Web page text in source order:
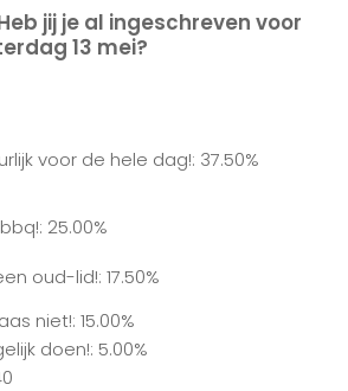
jij je al ingeschreven voor
13 mei?
voor de hele dag!: 37.50%
25.00%
oud-lid!: 17.50%
niet!: 15.00%
doen!: 5.00%